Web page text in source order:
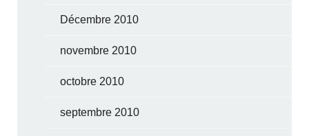
Décembre 2010
novembre 2010
octobre 2010
septembre 2010